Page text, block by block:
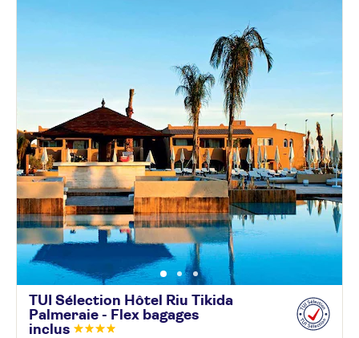
TUI Sélection Hôtel Riu Tikida
Palmeraie - Flex bagages
inclus